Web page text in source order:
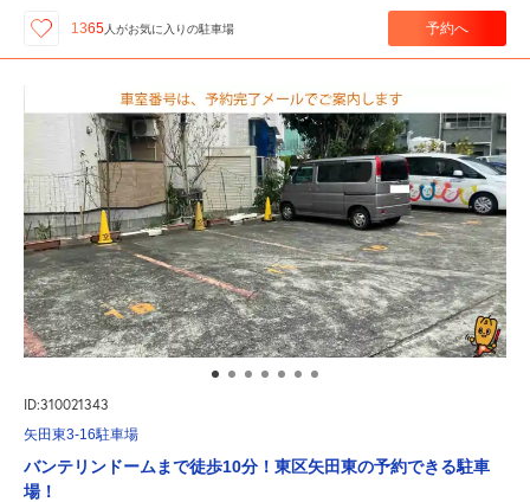
1365人がお気に入りの駐車場 予約へ
ID:310021343
矢田東3-16駐車場
バンテリンドームまで徒歩10分！東区矢田東の予約できる駐車
場！